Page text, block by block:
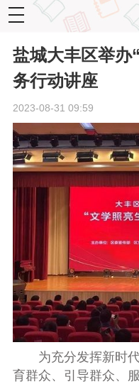
toggle
navigation
盐城大丰区举办
务行动讲座
2023-08-31 09:59
为充分发挥新时
育群众、引导群众、